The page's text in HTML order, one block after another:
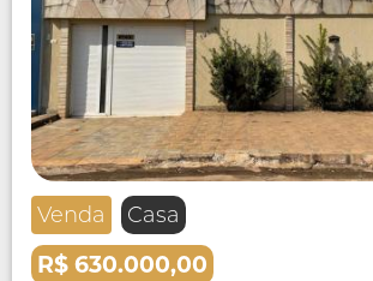
Venda Casa
R$ 630.000,00